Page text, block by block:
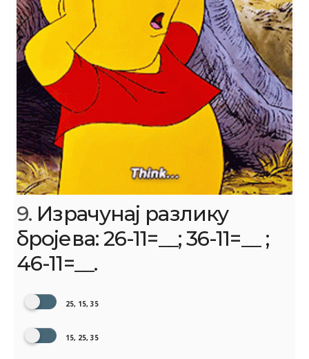
9. Израчунај разлику
бројева: 26-11=__; 36-11=__ ;
46-11=__.
25, 15, 35
15, 25, 35